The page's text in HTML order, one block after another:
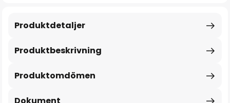
Produktbeskrivning
Produktdetaljer
Produktomdömen